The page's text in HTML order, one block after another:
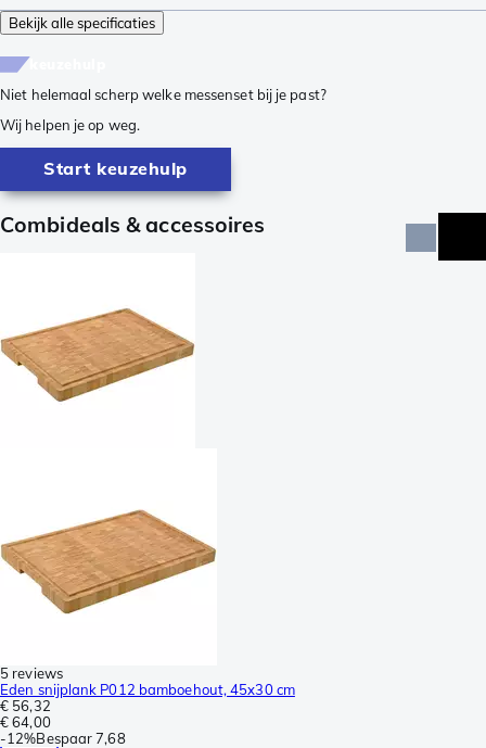
Bekijk alle specificaties
Niet helemaal scherp welke messenset bij je past?
Wij helpen je op weg.
Start keuzehulp
Combideals & accessoires
5 reviews
Eden snijplank P012 bamboehout, 45x30 cm
€ 56,32
€ 64,00
-12%Bespaar 7,68